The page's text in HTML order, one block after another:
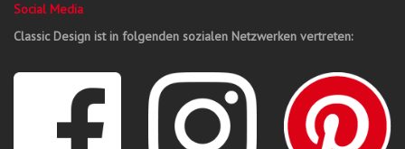
Social Media
Classic Design ist in folgenden sozialen Netzwerken vertreten: